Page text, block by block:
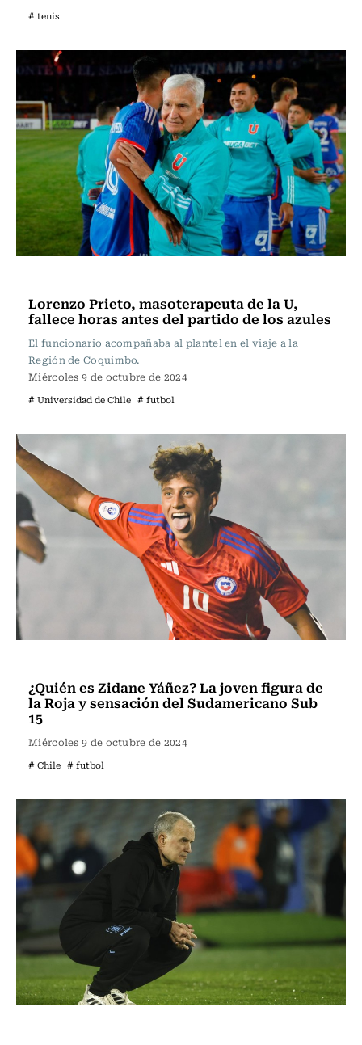
# tenis
Lorenzo Prieto, masoterapeuta de la U,
fallece horas antes del partido de los azules
El funcionario acompañaba al plantel en el viaje a la
Región de Coquimbo.
Miércoles 9 de octubre de 2024
# Universidad de Chile # futbol
¿Quién es Zidane Yáñez? La joven figura de
la Roja y sensación del Sudamericano Sub
15
Miércoles 9 de octubre de 2024
# Chile # futbol